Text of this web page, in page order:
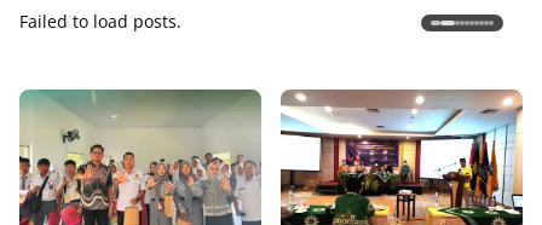
Failed to load posts.